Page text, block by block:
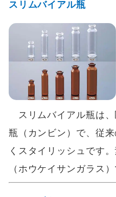
スリムバイアル瓶
スリムバイアル瓶は、
瓶（カンビン）で、従
くスタイリッシュです
（ホウケイサンガラス